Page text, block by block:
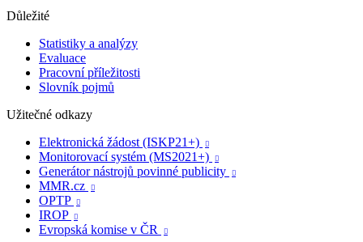
Důležité
Statistiky a analýzy
Evaluace
Pracovní příležitosti
Slovník pojmů
Užitečné odkazy
Elektronická žádost (ISKP21+)

Monitorovací systém (MS2021+) 
Generátor nástrojů povinné publicity 
MMR.cz 
OPTP 
IROP 
Evropská komise v ČR 